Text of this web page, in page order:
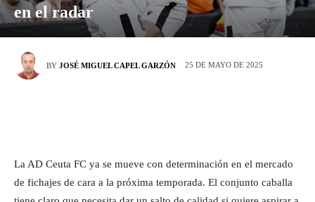
en el radar
BY JOSÉ MIGUEL CAPEL GARZÓN 25 DE MAYO DE 2025
La AD Ceuta FC ya se mueve con determinación en el mercado
de fichajes de cara a la próxima temporada. El conjunto caballa